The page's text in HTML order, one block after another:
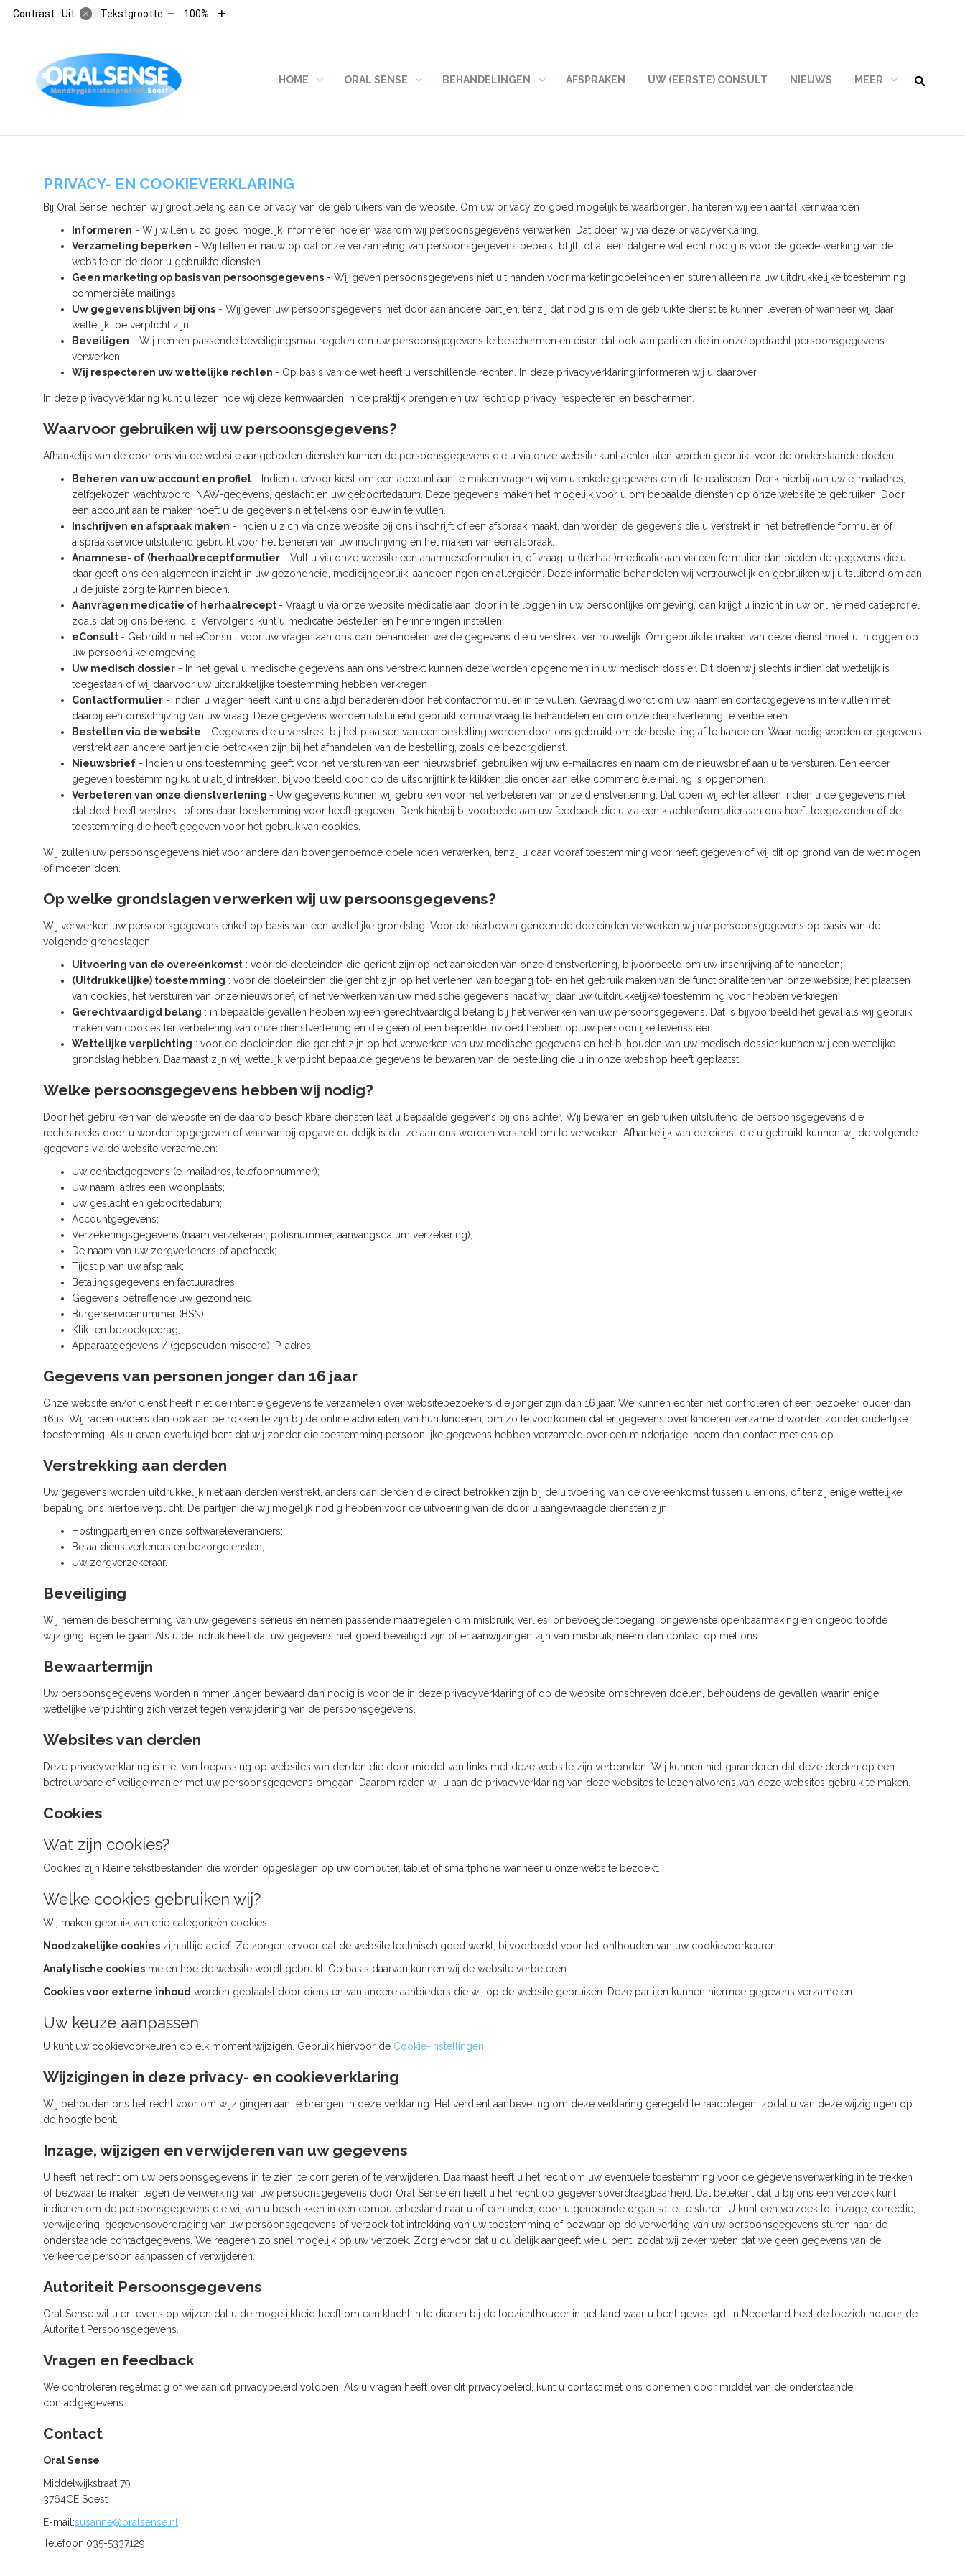
Contrast Uit Tekstgrootte Tekst100%
Tekst
HOOFDMENU
HOME
ORAL SENSE
BEHANDELINGEN
AFSPRAKEN UW (EERSTE) CONSULT NIEUWS
MEER
PRIVACY- EN COOKIEVERKLARING
Bij Oral Sense hechten wij groot belang aan de privacy van de gebruikers van de website. Om uw privacy zo goed mogelijk te waarborgen, hanteren wij een aantal kernwaarden
Informeren - Wij willen u zo goed mogelijk informeren hoe en waarom wij persoonsgegevens verwerken. Dat doen wij via deze privacyverklaring.
Verzameling beperken - Wij letten er nauw op dat onze verzameling van persoonsgegevens beperkt blijft tot alleen datgene wat echt nodig is voor de goede werking van de
website en de door u gebruikte diensten.
Geen marketing op basis van persoonsgegevens - Wij geven persoonsgegevens niet uit handen voor marketingdoeleinden en sturen alleen na uw uitdrukkelijke toestemming
commerciële mailings.
Uw gegevens blijven bij ons - Wij geven uw persoonsgegevens niet door aan andere partijen, tenzij dat nodig is om de gebruikte dienst te kunnen leveren of wanneer wij daar
wettelijk toe verplicht zijn.
Beveiligen - Wij nemen passende beveiligingsmaatregelen om uw persoonsgegevens te beschermen en eisen dat ook van partijen die in onze opdracht persoonsgegevens
verwerken.
Wij respecteren uw wettelijke rechten - Op basis van de wet heeft u verschillende rechten. In deze privacyverklaring informeren wij u daarover
In deze privacyverklaring kunt u lezen hoe wij deze kernwaarden in de praktijk brengen en uw recht op privacy respecteren en beschermen.
Waarvoor gebruiken wij uw persoonsgegevens?
Afhankelijk van de door ons via de website aangeboden diensten kunnen de persoonsgegevens die u via onze website kunt achterlaten worden gebruikt voor de onderstaande doelen.
Beheren van uw account en profiel - Indien u ervoor kiest om een account aan te maken vragen wij van u enkele gegevens om dit te realiseren. Denk hierbij aan uw e-mailadres,
zelfgekozen wachtwoord, NAW-gegevens, geslacht en uw geboortedatum. Deze gegevens maken het mogelijk voor u om bepaalde diensten op onze website te gebruiken. Door
een account aan te maken hoeft u de gegevens niet telkens opnieuw in te vullen.
Inschrijven en afspraak maken - Indien u zich via onze website bij ons inschrijft of een afspraak maakt, dan worden de gegevens die u verstrekt in het betreffende formulier of
afspraakservice uitsluitend gebruikt voor het beheren van uw inschrijving en het maken van een afspraak.
Anamnese- of (herhaal)receptformulier - Vult u via onze website een anamneseformulier in, of vraagt u (herhaal)medicatie aan via een formulier dan bieden de gegevens die u
daar geeft ons een algemeen inzicht in uw gezondheid, medicijngebruik, aandoeningen en allergieën. Deze informatie behandelen wij vertrouwelijk en gebruiken wij uitsluitend om aan
u de juiste zorg te kunnen bieden.
Aanvragen medicatie of herhaalrecept - Vraagt u via onze website medicatie aan door in te loggen in uw persoonlijke omgeving, dan krijgt u inzicht in uw online medicatieprofiel
zoals dat bij ons bekend is. Vervolgens kunt u medicatie bestellen en herinneringen instellen.
eConsult - Gebruikt u het eConsult voor uw vragen aan ons dan behandelen we de gegevens die u verstrekt vertrouwelijk. Om gebruik te maken van deze dienst moet u inloggen op
uw persoonlijke omgeving.
Uw medisch dossier - In het geval u medische gegevens aan ons verstrekt kunnen deze worden opgenomen in uw medisch dossier. Dit doen wij slechts indien dat wettelijk is
toegestaan of wij daarvoor uw uitdrukkelijke toestemming hebben verkregen
Contactformulier - Indien u vragen heeft kunt u ons altijd benaderen door het contactformulier in te vullen. Gevraagd wordt om uw naam en contactgegevens in te vullen met
daarbij een omschrijving van uw vraag. Deze gegevens worden uitsluitend gebruikt om uw vraag te behandelen en om onze dienstverlening te verbeteren.
Bestellen via de website - Gegevens die u verstrekt bij het plaatsen van een bestelling worden door ons gebruikt om de bestelling af te handelen. Waar nodig worden er gegevens
verstrekt aan andere partijen die betrokken zijn bij het afhandelen van de bestelling, zoals de bezorgdienst.
Nieuwsbrief - Indien u ons toestemming geeft voor het versturen van een nieuwsbrief, gebruiken wij uw e-mailadres en naam om de nieuwsbrief aan u te versturen. Een eerder
gegeven toestemming kunt u altijd intrekken, bijvoorbeeld door op de uitschrijflink te klikken die onder aan elke commerciële mailing is opgenomen.
Verbeteren van onze dienstverlening - Uw gegevens kunnen wij gebruiken voor het verbeteren van onze dienstverlening. Dat doen wij echter alleen indien u de gegevens met
dat doel heeft verstrekt, of ons daar toestemming voor heeft gegeven. Denk hierbij bijvoorbeeld aan uw feedback die u via een klachtenformulier aan ons heeft toegezonden of de
toestemming die heeft gegeven voor het gebruik van cookies.
Wij zullen uw persoonsgegevens niet voor andere dan bovengenoemde doeleinden verwerken, tenzij u daar vooraf toestemming voor heeft gegeven of wij dit op grond van de wet mogen
of moeten doen.
Op welke grondslagen verwerken wij uw persoonsgegevens?
Wij verwerken uw persoonsgegevens enkel op basis van een wettelijke grondslag. Voor de hierboven genoemde doeleinden verwerken wij uw persoonsgegevens op basis van de
volgende grondslagen:
Uitvoering van de overeenkomst : voor de doeleinden die gericht zijn op het aanbieden van onze dienstverlening, bijvoorbeeld om uw inschrijving af te handelen;
(Uitdrukkelijke) toestemming : voor de doeleinden die gericht zijn op het verlenen van toegang tot- en het gebruik maken van de functionaliteiten van onze website, het plaatsen
van cookies, het versturen van onze nieuwsbrief, of het verwerken van uw medische gegevens nadat wij daar uw (uitdrukkelijke) toestemming voor hebben verkregen;
Gerechtvaardigd belang : in bepaalde gevallen hebben wij een gerechtvaardigd belang bij het verwerken van uw persoonsgegevens. Dat is bijvoorbeeld het geval als wij gebruik
maken van cookies ter verbetering van onze dienstverlening en die geen of een beperkte invloed hebben op uw persoonlijke levenssfeer;
Wettelijke verplichting : voor de doeleinden die gericht zijn op het verwerken van uw medische gegevens en het bijhouden van uw medisch dossier kunnen wij een wettelijke
grondslag hebben. Daarnaast zijn wij wettelijk verplicht bepaalde gegevens te bewaren van de bestelling die u in onze webshop heeft geplaatst.
Welke persoonsgegevens hebben wij nodig?
Door het gebruiken van de website en de daarop beschikbare diensten laat u bepaalde gegevens bij ons achter. Wij bewaren en gebruiken uitsluitend de persoonsgegevens die
rechtstreeks door u worden opgegeven of waarvan bij opgave duidelijk is dat ze aan ons worden verstrekt om te verwerken. Afhankelijk van de dienst die u gebruikt kunnen wij de volgende
gegevens via de website verzamelen:
Uw contactgegevens (e-mailadres, telefoonnummer);
Uw naam, adres een woonplaats;
Uw geslacht en geboortedatum;
Accountgegevens;
Verzekeringsgegevens (naam verzekeraar, polisnummer, aanvangsdatum verzekering);
De naam van uw zorgverleners of apotheek;
Tijdstip van uw afspraak;
Betalingsgegevens en factuuradres;
Gegevens betreffende uw gezondheid;
Burgerservicenummer (BSN);
Klik- en bezoekgedrag;
Apparaatgegevens / (gepseudonimiseerd) IP-adres.
Gegevens van personen jonger dan 16 jaar
Onze website en/of dienst heeft niet de intentie gegevens te verzamelen over websitebezoekers die jonger zijn dan 16 jaar. We kunnen echter niet controleren of een bezoeker ouder dan
16 is. Wij raden ouders dan ook aan betrokken te zijn bij de online activiteiten van hun kinderen, om zo te voorkomen dat er gegevens over kinderen verzameld worden zonder ouderlijke
toestemming. Als u ervan overtuigd bent dat wij zonder die toestemming persoonlijke gegevens hebben verzameld over een minderjarige, neem dan contact met ons op.
Verstrekking aan derden
Uw gegevens worden uitdrukkelijk niet aan derden verstrekt, anders dan derden die direct betrokken zijn bij de uitvoering van de overeenkomst tussen u en ons, of tenzij enige wettelijke
bepaling ons hiertoe verplicht. De partijen die wij mogelijk nodig hebben voor de uitvoering van de door u aangevraagde diensten zijn:
Hostingpartijen en onze softwareleveranciers;
Betaaldienstverleners en bezorgdiensten;
Uw zorgverzekeraar.
Beveiliging
Wij nemen de bescherming van uw gegevens serieus en nemen passende maatregelen om misbruik, verlies, onbevoegde toegang, ongewenste openbaarmaking en ongeoorloofde
wijziging tegen te gaan. Als u de indruk heeft dat uw gegevens niet goed beveiligd zijn of er aanwijzingen zijn van misbruik, neem dan contact op met ons.
Bewaartermijn
Uw persoonsgegevens worden nimmer langer bewaard dan nodig is voor de in deze privacyverklaring of op de website omschreven doelen, behoudens de gevallen waarin enige
wettelijke verplichting zich verzet tegen verwijdering van de persoonsgegevens.
Websites van derden
Deze privacyverklaring is niet van toepassing op websites van derden die door middel van links met deze website zijn verbonden. Wij kunnen niet garanderen dat deze derden op een
betrouwbare of veilige manier met uw persoonsgegevens omgaan. Daarom raden wij u aan de privacyverklaring van deze websites te lezen alvorens van deze websites gebruik te maken.
Cookies
Wat zijn cookies?
Cookies zijn kleine tekstbestanden die worden opgeslagen op uw computer, tablet of smartphone wanneer u onze website bezoekt.
Welke cookies gebruiken wij?
Wij maken gebruik van drie categorieën cookies.
Noodzakelijke cookies zijn altijd actief. Ze zorgen ervoor dat de website technisch goed werkt, bijvoorbeeld voor het onthouden van uw cookievoorkeuren.
Analytische cookies meten hoe de website wordt gebruikt. Op basis daarvan kunnen wij de website verbeteren.
Cookies voor externe inhoud worden geplaatst door diensten van andere aanbieders die wij op de website gebruiken. Deze partijen kunnen hiermee gegevens verzamelen.
Uw keuze aanpassen
U kunt uw cookievoorkeuren op elk moment wijzigen. Gebruik hiervoor de Cookie-instellingen
Wijzigingen in deze privacy- en cookieverklaring
Wij behouden ons het recht voor om wijzigingen aan te brengen in deze verklaring. Het verdient aanbeveling om deze verklaring geregeld te raadplegen, zodat u van deze wijzigingen op
de hoogte bent.
Inzage, wijzigen en verwijderen van uw gegevens
U heeft het recht om uw persoonsgegevens in te zien, te corrigeren of te verwijderen. Daarnaast heeft u het recht om uw eventuele toestemming voor de gegevensverwerking in te trekken
of bezwaar te maken tegen de verwerking van uw persoonsgegevens door Oral Sense en heeft u het recht op gegevensoverdraagbaarheid. Dat betekent dat u bij ons een verzoek kunt
indienen om de persoonsgegevens die wij van u beschikken in een computerbestand naar u of een ander, door u genoemde organisatie, te sturen. U kunt een verzoek tot inzage, correctie,
verwijdering, gegevensoverdraging van uw persoonsgegevens of verzoek tot intrekking van uw toestemming of bezwaar op de verwerking van uw persoonsgegevens sturen naar de
onderstaande contactgegevens. We reageren zo snel mogelijk op uw verzoek. Zorg ervoor dat u duidelijk aangeeft wie u bent, zodat wij zeker weten dat we geen gegevens van de
verkeerde persoon aanpassen of verwijderen.
Autoriteit Persoonsgegevens
Oral Sense wil u er tevens op wijzen dat u de mogelijkheid heeft om een klacht in te dienen bij de toezichthouder in het land waar u bent gevestigd. In Nederland heet de toezichthouder de
Autoriteit Persoonsgegevens.
Vragen en feedback
We controleren regelmatig of we aan dit privacybeleid voldoen. Als u vragen heeft over dit privacybeleid, kunt u contact met ons opnemen door middel van de onderstaande
contactgegevens.
Contact
Oral Sense
Middelwijkstraat 79
3764CE Soest
E-mail:susanne@oralsense.nl
Telefoon:035-5337129